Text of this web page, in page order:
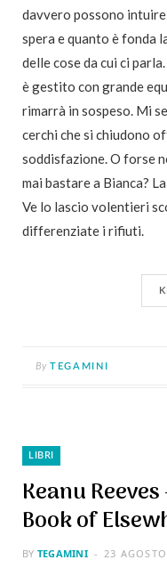
davvero possono intuire
spera e quanto è fonda
delle cose da cui ci
è gestito con grande
rimarrà in sospeso. Mi
cerchi che si chiudono
soddisfazione. O forse
mai bastare a Bianca?
Ve lo lascio volentieri
differenziate i rifiuti.
By TEGAMINI
LIBRI
Keanu
Book of
BY TEGAMINI 23